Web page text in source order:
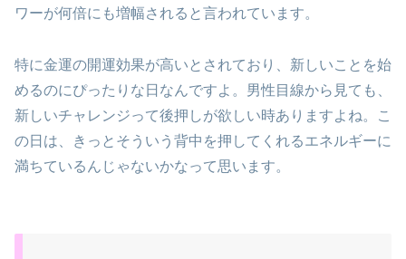
ワーが何倍にも増幅されると言われています。
特に金運の開運効果が高いとされており、新しいことを始
めるのにぴったりな日なんですよ。男性目線から見ても、
新しいチャレンジって後押しが欲しい時ありますよね。こ
の日は、きっとそういう背中を押してくれるエネルギーに
満ちているんじゃないかなって思います。